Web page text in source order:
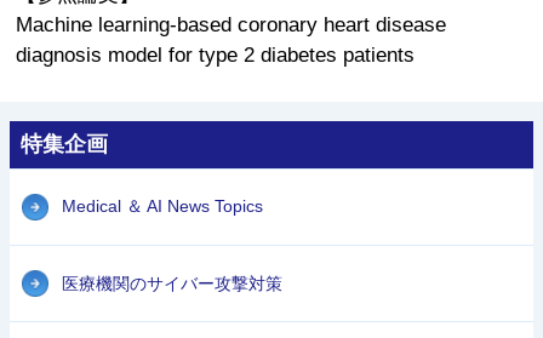
Machine learning-based coronary heart disease
diagnosis model for type 2 diabetes patients
特集企画
Medical ＆ AI News Topics
医療機関のサイバー攻撃対策